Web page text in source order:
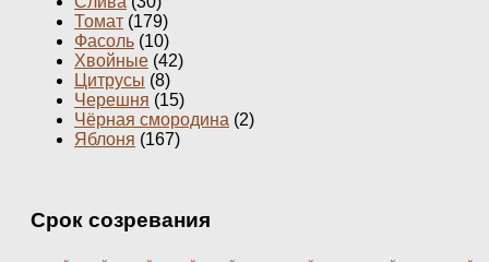
Томат (179)
Фасоль (10)
Хвойные (42)
Цитрусы (8)
Черешня (15)
Чёрная смородина (2)
Яблоня (167)
Срок созревания